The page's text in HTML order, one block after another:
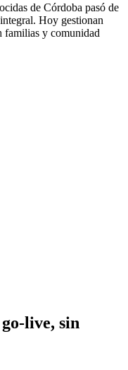
de Córdoba pasó de
Hoy gestionan
familias y comunidad
live, sin